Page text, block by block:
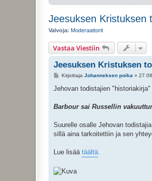
Jeesuksen Kristuksen
Valvoja: Moderaattorit
Vastaa Viestiin
Jeesuksen Kristuksen
V
e
i
Kirjoittaja Johanneksen poika »
Jehovan todistajien "historiakirja"
Barbour sai Russellin
Suurelle osalle Jehovan todistajia
sillä aina tarkoitettiin ja sen
Lue lisää täältä.